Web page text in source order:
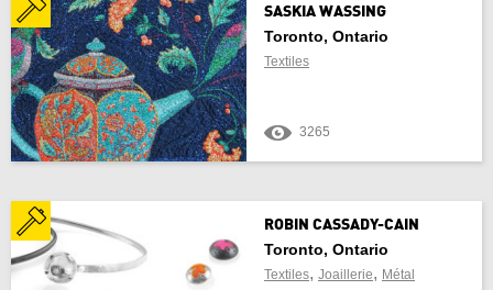
SASKIA WASSING
Toronto, Ontario
Textiles
3265
ROBIN CASSADY-CAIN
Toronto, Ontario
Textiles, Joaillerie, Métal